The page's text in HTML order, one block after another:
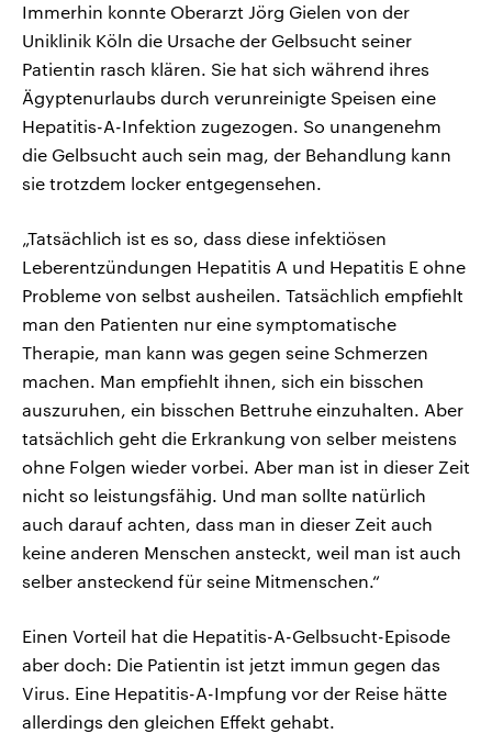
Immerhin konnte Oberarzt Jörg Gielen von der
Uniklinik Köln die Ursache der Gelbsucht seiner
Patientin rasch klären. Sie hat sich während ihres
Ägyptenurlaubs durch verunreinigte Speisen eine
Hepatitis-A-Infektion zugezogen. So unangenehm
die Gelbsucht auch sein mag, der Behandlung kann
sie trotzdem locker entgegensehen.
„Tatsächlich ist es so, dass diese infektiösen
Leberentzündungen Hepatitis A und Hepatitis E ohne
Probleme von selbst ausheilen. Tatsächlich empfiehlt
man den Patienten nur eine symptomatische
Therapie, man kann was gegen seine Schmerzen
machen. Man empfiehlt ihnen, sich ein bisschen
auszuruhen, ein bisschen Bettruhe einzuhalten. Aber
tatsächlich geht die Erkrankung von selber meistens
ohne Folgen wieder vorbei. Aber man ist in dieser Zeit
nicht so leistungsfähig. Und man sollte natürlich
auch darauf achten, dass man in dieser Zeit auch
keine anderen Menschen ansteckt, weil man ist auch
selber ansteckend für seine Mitmenschen.“
Einen Vorteil hat die Hepatitis-A-Gelbsucht-Episode
aber doch: Die Patientin ist jetzt immun gegen das
Virus. Eine Hepatitis-A-Impfung vor der Reise hätte
allerdings den gleichen Effekt gehabt.